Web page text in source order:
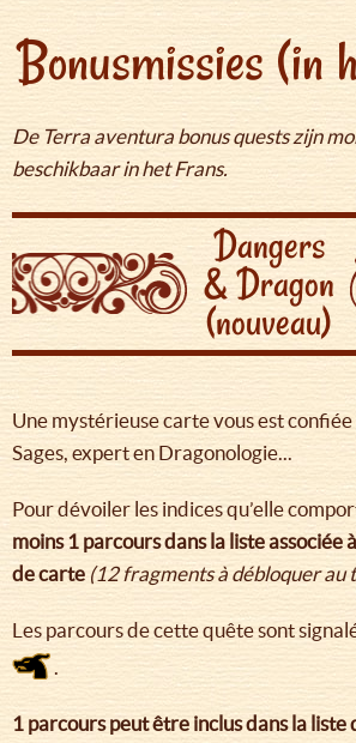
Bonusmissies (in
De Terra aventura bonus quests zijn
beschikbaar in het Frans.
Dangers
& Dragon
(nouveau)
Une mystérieuse carte vous est
Sages, expert en Dragonologie...
Pour dévoiler les indices qu’elle
moins 1 parcours dans la liste associée
de carte (12 fragments à débloquer au
Les parcours de cette quête sont
.
1 parcours peut être inclus dans la liste